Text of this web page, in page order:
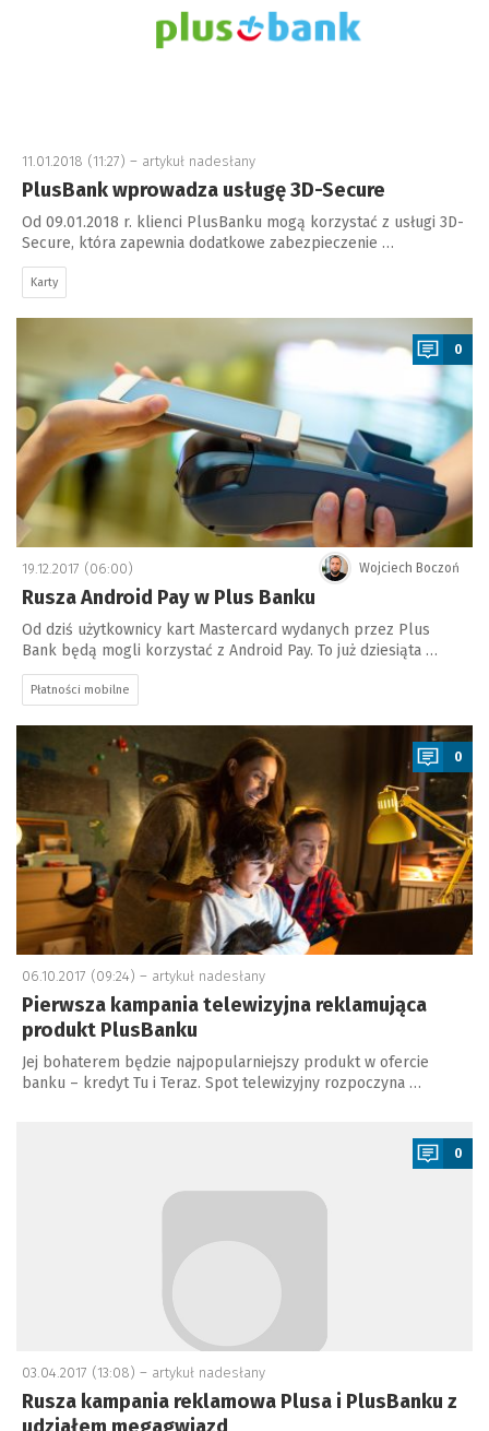
11.01.2018 (11:27) – artykuł nadesłany
PlusBank wprowadza usługę 3D-Secure
Od 09.01.2018 r. klienci PlusBanku mogą korzystać z usługi 3D-
Secure, która zapewnia dodatkowe zabezpieczenie …
Karty
a
0
Wojciech Boczoń
19.12.2017 (06:00)
Rusza Android Pay w Plus Banku
Od dziś użytkownicy kart Mastercard wydanych przez Plus
Bank będą mogli korzystać z Android Pay. To już dziesiąta …
Płatności mobilne
a
0
06.10.2017 (09:24) – artykuł nadesłany
Pierwsza kampania telewizyjna reklamująca
produkt PlusBanku
Jej bohaterem będzie najpopularniejszy produkt w ofercie
banku – kredyt Tu i Teraz. Spot telewizyjny rozpoczyna …
0
03.04.2017 (13:08) – artykuł nadesłany
Rusza kampania reklamowa Plusa i PlusBanku z